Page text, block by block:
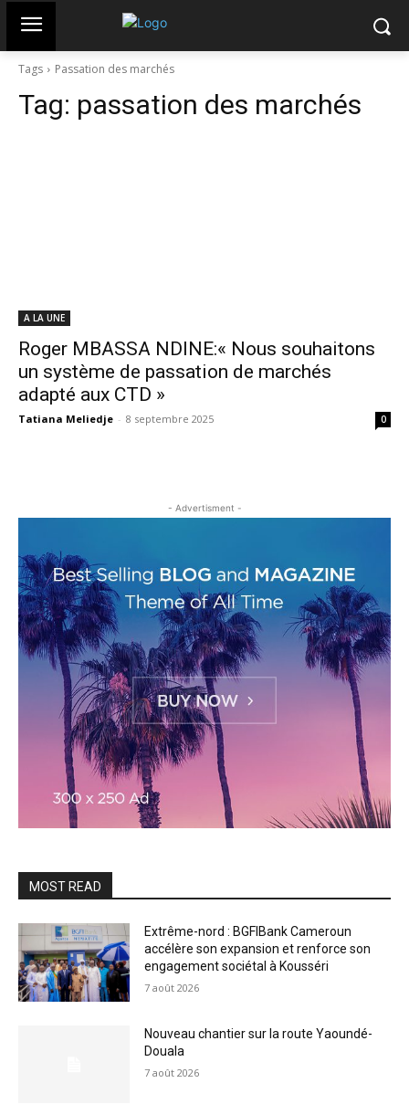
Tags Passation des marchés
Tag: passation des marchés
A LA UNE
Roger MBASSA NDINE:« Nous souhaitons
un système de passation de marchés
adapté aux CTD »
Tatiana Meliedje - 8 septembre 2025 0
- Advertisment -
MOST READ
Extrême-nord : BGFIBank Cameroun
accélère son expansion et renforce son
engagement sociétal à Kousséri
7 août 2026
Nouveau chantier sur la route Yaoundé-
Douala
7 août 2026